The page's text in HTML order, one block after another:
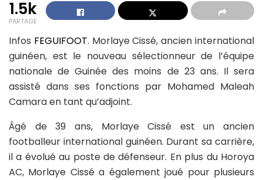
1.5k
PARTAGE
Infos FEGUIFOOT. Morlaye Cissé, ancien international
guinéen, est le nouveau sélectionneur de l’équipe
nationale de Guinée des moins de 23 ans. Il sera
assisté dans ses fonctions par Mohamed Maleah
Camara en tant qu’adjoint.
Âgé de 39 ans, Morlaye Cissé est un ancien
footballeur international guinéen. Durant sa carrière,
il a évolué au poste de défenseur. En plus du Horoya
AC, Morlaye Cissé a également joué pour plusieurs